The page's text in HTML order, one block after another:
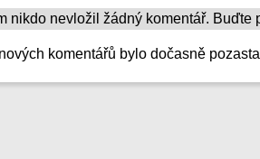
nikdo nevložil žádný komentář. Buďte
komentářů bylo dočasně